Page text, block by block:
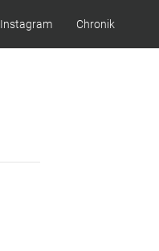
Instagram Chronik